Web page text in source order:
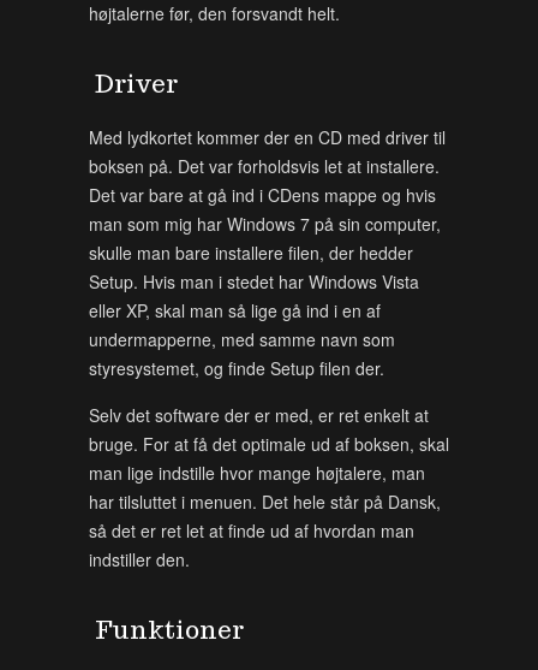
højtalerne før, den forsvandt helt.
Driver
Med lydkortet kommer der en CD med driver til
boksen på. Det var forholdsvis let at installere.
Det var bare at gå ind i CDens mappe og hvis
man som mig har Windows 7 på sin computer,
skulle man bare installere filen, der hedder
Setup. Hvis man i stedet har Windows Vista
eller XP, skal man så lige gå ind i en af
undermapperne, med samme navn som
styresystemet, og finde Setup filen der.
Selv det software der er med, er ret enkelt at
bruge. For at få det optimale ud af boksen, skal
man lige indstille hvor mange højtalere, man
har tilsluttet i menuen. Det hele står på Dansk,
så det er ret let at finde ud af hvordan man
indstiller den.
Funktioner